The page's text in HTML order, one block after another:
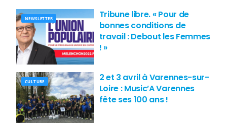
NEWSLETTER
Tribune libre. « Pour de
bonnes conditions de
travail : Debout les Femmes
! »
CULTURE
2 et 3 avril à Varennes-sur-
Loire : Music’A Varennes
fête ses 100 ans !